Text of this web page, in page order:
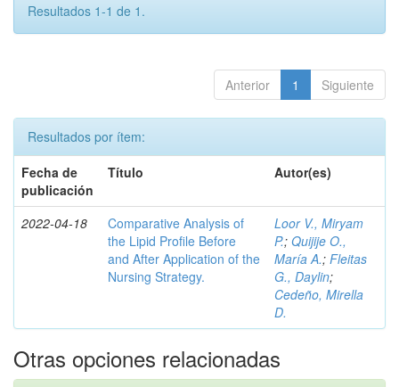
Resultados 1-1 de 1.
Anterior 1 Siguiente
Resultados por ítem:
Fecha de
publicación
Título Autor(es)
2022-04-18
Comparative Analysis of
the Lipid Profile Before
and After Application of the
Nursing Strategy.
Loor V., Miryam
P.; Quijije O.,
María A.; Fleitas
G., Daylin;
Cedeño, Mirella
D.
Otras opciones relacionadas